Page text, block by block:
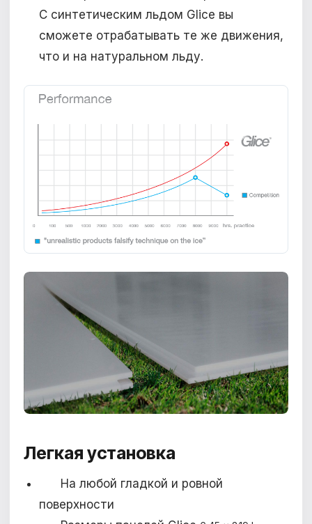
С синтетическим льдом Glice вы
сможете отрабатывать те же движения,
что и на натуральном льду.
Легкая установка
На любой гладкой и ровной
поверхности